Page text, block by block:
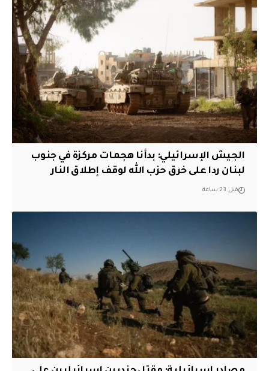
الجيش الإسرائيلي: بدأنا هجمات مركزة في جنوب
لبنان ردا على خرق حزب الله لوقف إطلاق النار
قبل 23 ساعة